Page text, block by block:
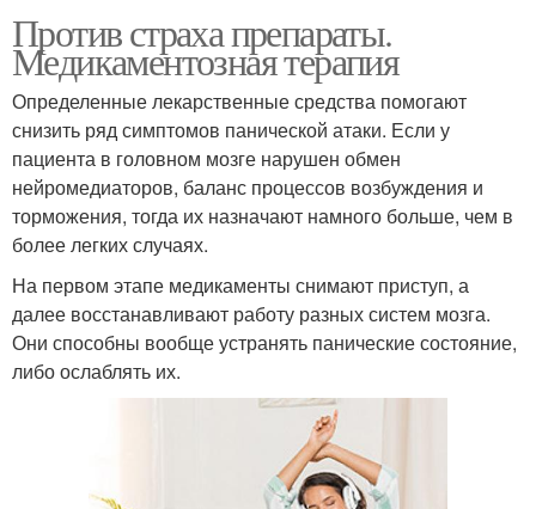
Против страха препараты.
Медикаментозная терапия
Определенные лекарственные средства помогают
снизить ряд симптомов панической атаки. Если у
пациента в головном мозге нарушен обмен
нейромедиаторов, баланс процессов возбуждения и
торможения, тогда их назначают намного больше, чем в
более легких случаях.
На первом этапе медикаменты снимают приступ, а
далее восстанавливают работу разных систем мозга.
Они способны вообще устранять панические состояние,
либо ослаблять их.